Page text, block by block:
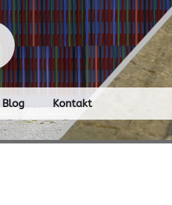
Blog Kontakt